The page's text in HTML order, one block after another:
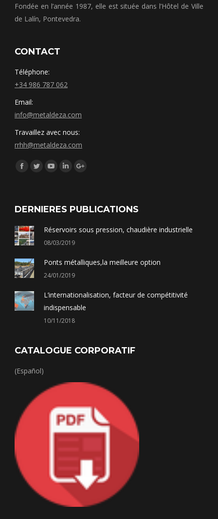
Fondée en l’année 1987, elle est située dans l’Hôtel de Ville
de Lalín, Pontevedra.
CONTACT
Téléphone:
+34 986 787 062
Email:
info@metaldeza.com
Travaillez avec nous:
rrhh@metaldeza.com
Síguenos en:
Facebook
TwitterYouTube
DERNIERES PUBLICATIONS
Réservoirs sous pression, chaudière industrielle
08/03/2019
Ponts métalliques,la meilleure option
24/01/2019
L’internationalisation, facteur de compétitivité
indispensable
10/11/2018
CATALOGUE CORPORATIF
(Español)